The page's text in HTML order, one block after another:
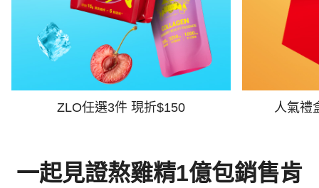
ZLO任選3件 現折$150 人氣禮
一起見證熬雞精1億包銷售肯